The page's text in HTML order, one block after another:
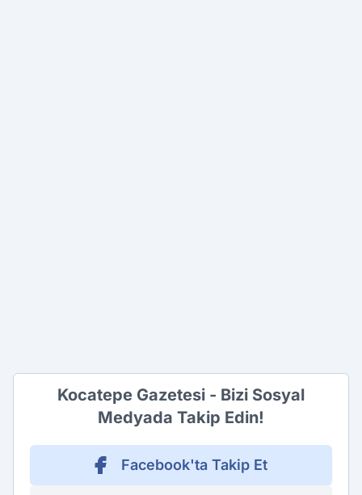
Kocatepe Gazetesi - Bizi Sosyal
Medyada Takip Edin!
Facebook'ta Takip Et